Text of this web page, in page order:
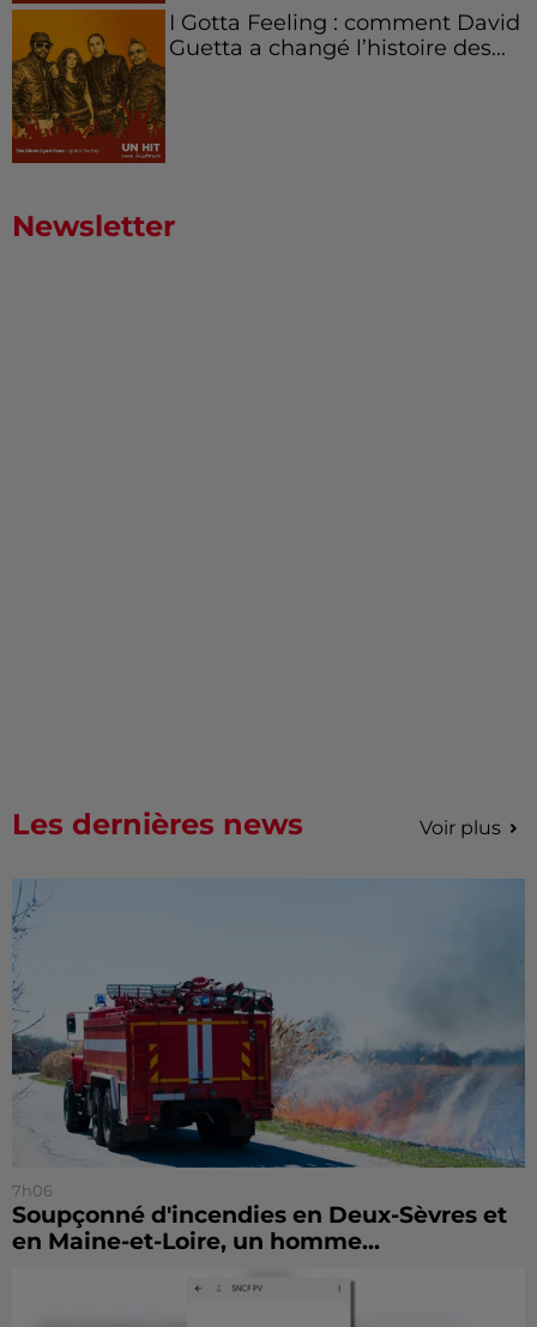
I Gotta Feeling : comment David
Guetta a changé l’histoire des...
Newsletter
Les dernières news Voir plus
7h06
Soupçonné d'incendies en Deux-Sèvres et
en Maine-et-Loire, un homme...